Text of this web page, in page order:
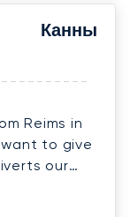
Канны
Reims in
to give
our
board